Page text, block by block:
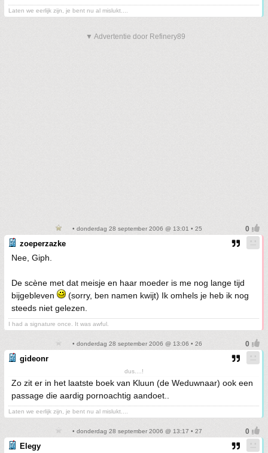
Laten we eerlijk zijn, je bent nu al mislukt....
▼ Advertentie door Refinery89
• donderdag 28 september 2006 @ 13:01 • 25
zoeperzazke
Nee, Giph.
De scène met dat meisje en haar moeder is me nog lange tijd
bijgebleven
(sorry, ben namen kwijt) Ik omhels je heb ik nog
steeds niet gelezen.
I had a signature once. It was awful.
• donderdag 28 september 2006 @ 13:06 • 26
gideonr
dus....!
Zo zit er in het laatste boek van Kluun (de Weduwnaar) ook een
passage die aardig pornoachtig aandoet..
Laten we eerlijk zijn, je bent nu al mislukt....
• donderdag 28 september 2006 @ 13:17 • 27
Elegy